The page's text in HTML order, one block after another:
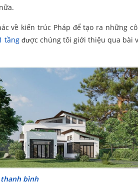
về kiến trúc Pháp để tạo ra những
tầng được chúng tôi giới thiệu qua bài
bình